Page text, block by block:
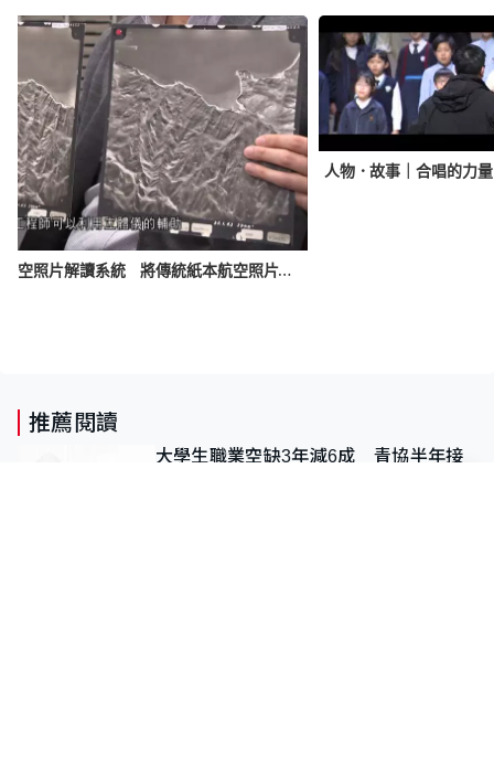
智創未來｜數碼航空照片解讀系統 將傳統紙本航空照片數碼化
人物．故事｜合唱的力
推薦閱讀
大學生職業空缺3年減6成 青協半年接